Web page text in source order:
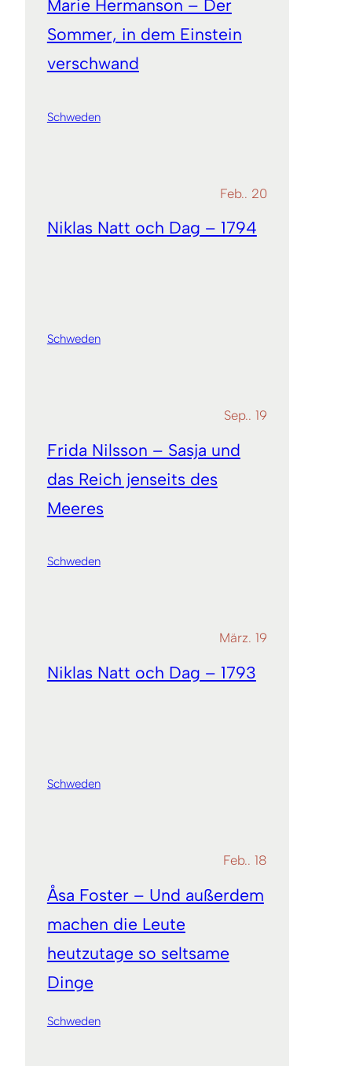
Marie Hermanson – Der
Sommer, in dem Einstein
verschwand
Schweden
Feb.. 20
Niklas Natt och Dag – 1794
Schweden
Sep.. 19
Frida Nilsson – Sasja und
das Reich jenseits des
Meeres
Schweden
März. 19
Niklas Natt och Dag – 1793
Schweden
Feb.. 18
Åsa Foster – Und außerdem
machen die Leute
heutzutage so seltsame
Dinge
Schweden